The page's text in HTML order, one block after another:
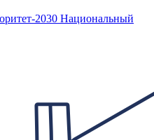
2030 Национальный